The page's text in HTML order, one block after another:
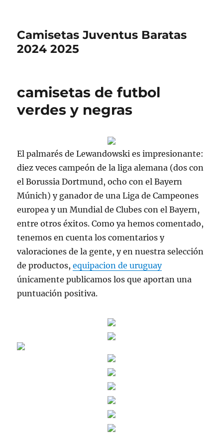
Camisetas Juventus Baratas
2024 2025
camisetas de futbol
verdes y negras
El palmarés de Lewandowski es impresionante:
diez veces campeón de la liga alemana (dos con
el Borussia Dortmund, ocho con el Bayern
Múnich) y ganador de una Liga de Campeones
europea y un Mundial de Clubes con el Bayern,
entre otros éxitos. Como ya hemos comentado,
tenemos en cuenta los comentarios y
valoraciones de la gente, y en nuestra selección
de productos,equipacion de uruguay
únicamente publicamos los que aportan una
puntuación positiva.